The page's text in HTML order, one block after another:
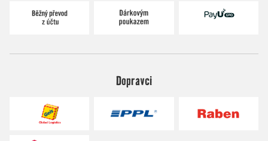
Dopravci